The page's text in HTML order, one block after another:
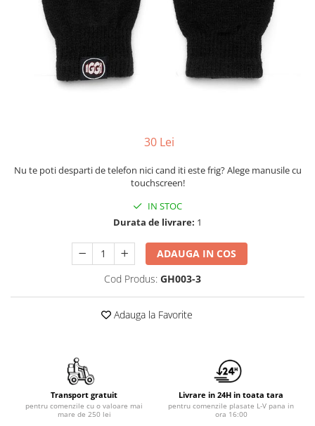
30 Lei
Nu te poti desparti de telefon nici cand iti este frig? Alege manusile cu
touchscreen!
IN STOC
Durata de livrare: 1
ADAUGA IN COS
Cod Produs: GH003-3
Adauga la Favorite
Transport gratuit
pentru comenzile cu o valoare mai
mare de 250 lei
Livrare in 24H in toata tara
pentru comenzile plasate L-V pana in
ora 16:00